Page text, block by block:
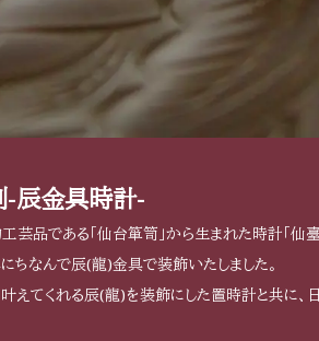
-辰金具時計-
芸品である「仙台箪笥」から生まれた時計「仙臺
ちなんで辰(龍)金具で装飾いたしました。
えてくれる辰(龍)を装飾にした置時計と共に、